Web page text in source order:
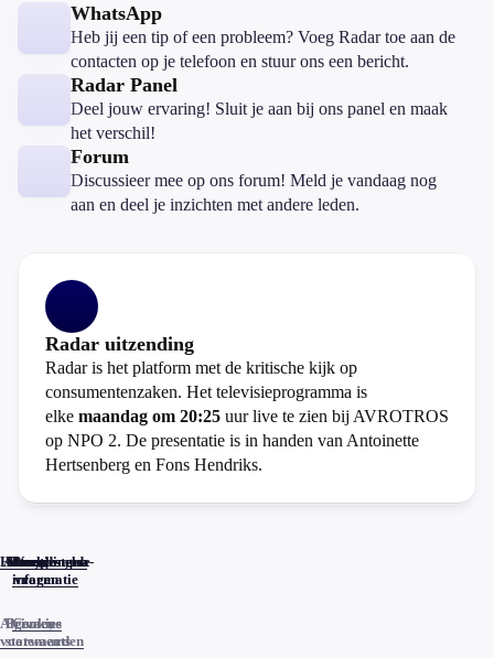
WhatsApp
Heb jij een tip of een probleem? Voeg Radar toe aan de
contacten op je telefoon en stuur ons een bericht.
Radar Panel
Deel jouw ervaring! Sluit je aan bij ons panel en maak
het verschil!
Forum
Discussieer mee op ons forum! Meld je vandaag nog
aan en deel je inzichten met andere leden.
Radar uitzending
Radar is het platform met de kritische kijk op
consumentenzaken. Het televisieprogramma is
elke maandag om 20:25 uur live te zien bij AVROTROS
op NPO 2. De presentatie is in handen van Antoinette
Hertsenberg en Fons Hendriks.
Home
Actueel
Uitzendingen
Reacties
Programma-
informatie
Veelgestelde
vragen
Algemene
voorwaarden
Privacy
statements
Cookies